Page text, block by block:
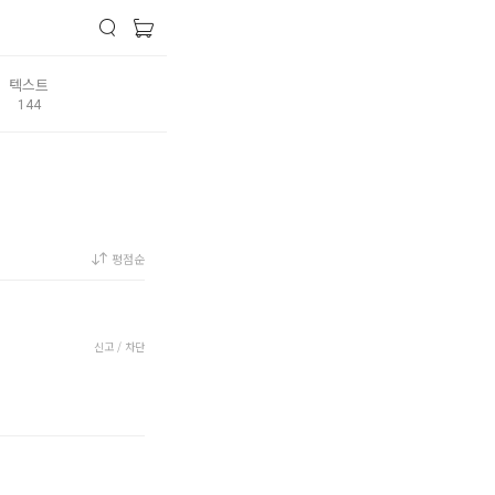
텍스트
144
평점순
신고 / 차단